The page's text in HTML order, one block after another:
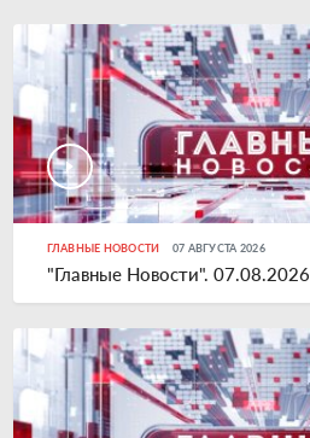
ГЛАВНЫЕ НОВОСТИ 07 АВГУСТА 2026
"Главные Новости". 07.08.2026